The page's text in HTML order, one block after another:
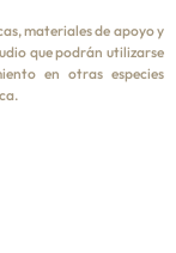
materiales de apoyo y
que podrán utilizarse
en otras especies